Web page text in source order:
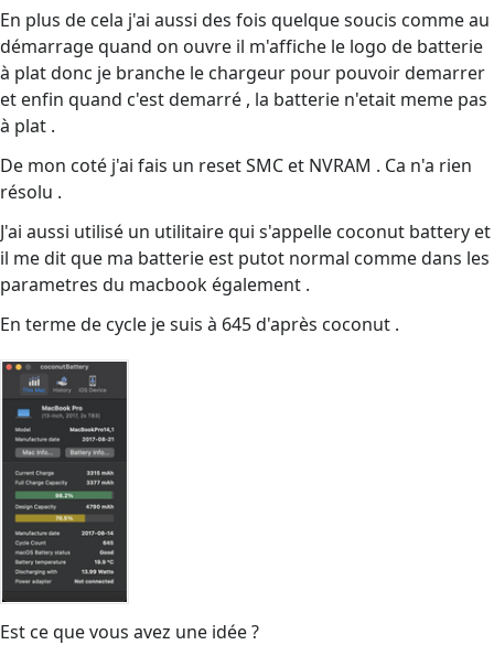
En plus de cela j'ai aussi des fois quelque soucis comme au
démarrage quand on ouvre il m'affiche le logo de batterie
à plat donc je branche le chargeur pour pouvoir demarrer
et enfin quand c'est demarré , la batterie n'etait meme pas
à plat .
De mon coté j'ai fais un reset SMC et NVRAM . Ca n'a rien
résolu .
J'ai aussi utilisé un utilitaire qui s'appelle coconut battery et
il me dit que ma batterie est putot normal comme dans les
parametres du macbook également .
En terme de cycle je suis à 645 d'après coconut .
Est ce que vous avez une idée ?